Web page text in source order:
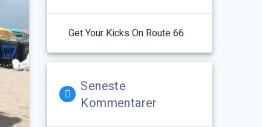
Get Your Kicks On Route 66
Seneste
Kommentarer